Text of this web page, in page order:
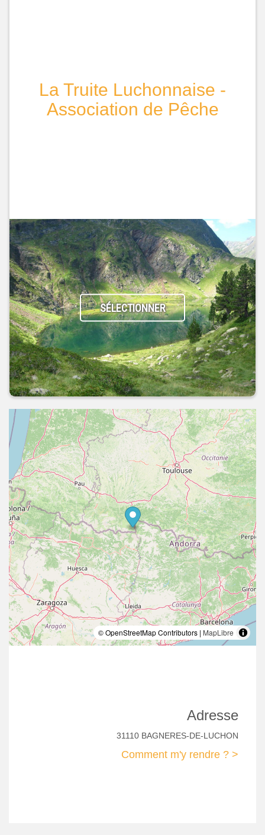
La Truite Luchonnaise -
Association de Pêche
SÉLECTIONNER
© OpenStreetMap Contributors | MapLibre
Adresse
31110 BAGNERES-DE-LUCHON
Comment m'y rendre ? >